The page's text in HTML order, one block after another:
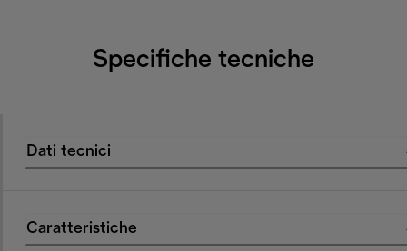
Specifiche tecniche
Dati tecnici
Caratteristiche